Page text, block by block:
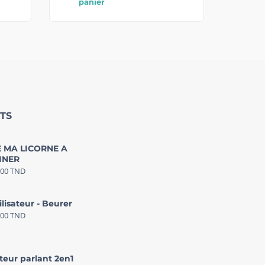
MA LICORNE A
TND
- Beurer
TND
parlant 2en1